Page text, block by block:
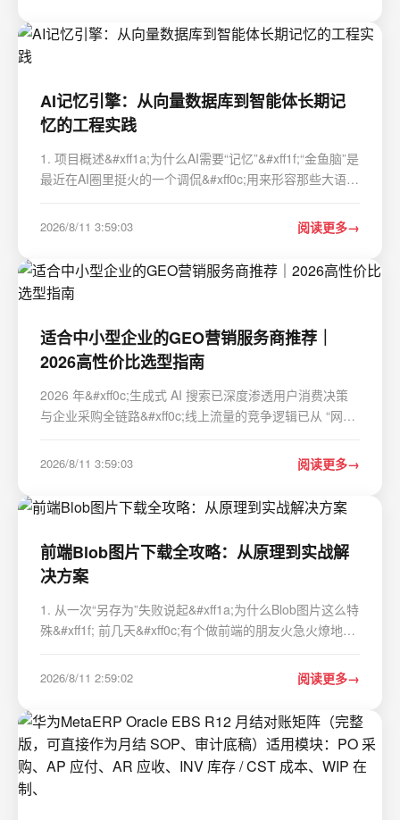
AI记忆引擎：从向量数据库到智能体长期记
忆的工程实践
1. 项目概述&#xff1a;为什么AI需要“记忆”&#xff1f;“金鱼脑”是
最近在AI圈里挺火的一个调侃&#xff0c;用来形容那些大语言
&#xff0c;表现出的“健忘”特性。你跟它聊了十轮&#xff0c;它
2026/8/11 3:59:03 阅读更多
适合中小型企业的GEO营销服务商推荐｜
2026高性价比选型指南
2026 年&#xff0c;生成式 AI 搜索已深度渗透用户消费决策
与企业采购全链路&#xff0c;线上流量的竞争逻辑已从 “网页
生成式引擎优化&#xff09;正式从头部企业的专属玩法
2026/8/11 3:59:03 阅读更多
前端Blob图片下载全攻略：从原理到实战解
决方案
1. 从一次“另存为”失败说起&#xff1a;为什么Blob图片这么特
殊&#xff1f; 前几天&#xff0c;有个做前端的朋友火急火燎地找
用户反馈说右键“图片另存为”时&#xff0c;保存下来的图片打
2026/8/11 2:59:02 阅读更多